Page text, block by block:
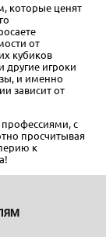
которые ценят
от
кубиков
другие игроки
и именно
зависит от
с
просчитывая
к